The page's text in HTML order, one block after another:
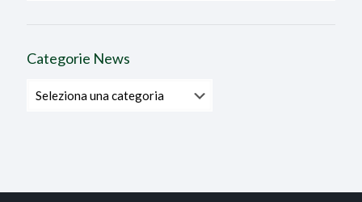
Categorie News
News